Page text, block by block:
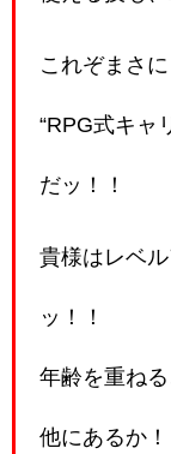
これぞまさに
“RPG式キャ
だッ！！
貴様はレベ
ッ！！
年齢を重ね
他にあるか！